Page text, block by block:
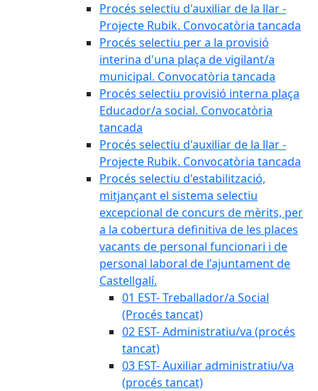
Procés selectiu d'auxiliar de la llar -
Projecte Rubik. Convocatòria tancada
Procés selectiu per a la provisió
interina d'una plaça de vigilant/a
municipal. Convocatòria tancada
Procés selectiu provisió interna plaça
Educador/a social. Convocatòria
tancada
Procés selectiu d'auxiliar de la llar -
Projecte Rubik. Convocatòria tancada
Procés selectiu d'estabilització,
mitjançant el sistema selectiu
excepcional de concurs de mèrits, per
a la cobertura definitiva de les places
vacants de personal funcionari i de
personal laboral de l'ajuntament de
Castellgalí.
01 EST- Treballador/a Social
(Procés tancat)
02 EST- Administratiu/va (procés
tancat)
03 EST- Auxiliar administratiu/va
(procés tancat)